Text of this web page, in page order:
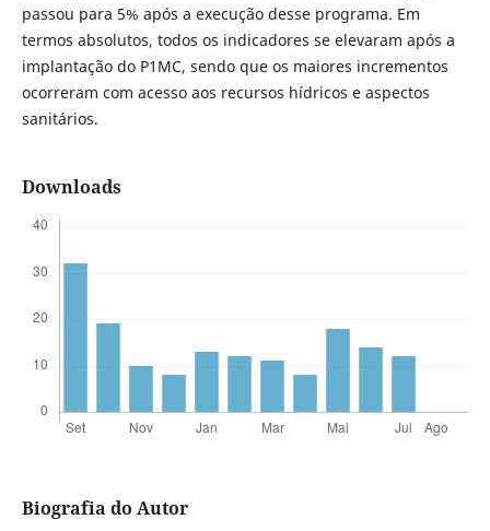
passou para 5% após a execução desse programa. Em
termos absolutos, todos os indicadores se elevaram após a
implantação do P1MC, sendo que os maiores incrementos
ocorreram com acesso aos recursos hídricos e aspectos
sanitários.
Downloads
Biografia do Autor